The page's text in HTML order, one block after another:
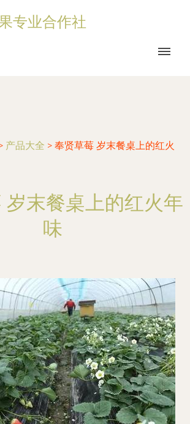
专业合作社
产品大全 > 奉贤草莓 岁末餐桌上的红火
岁末餐桌上的红火年
味